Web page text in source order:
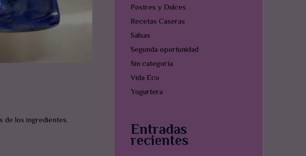
de los ingredientes.
Postres y Dulces
Recetas Caseras
Salsas
Segunda oportunidad
Sin categoría
Vida Eco
Yogurtera
Entradas
recientes